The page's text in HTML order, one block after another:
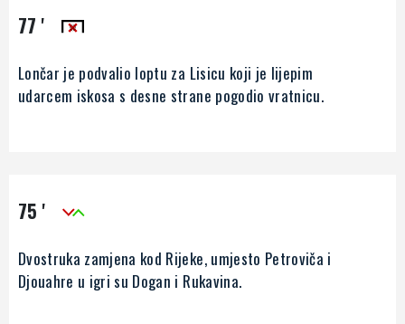
77 '
Lončar je podvalio loptu za Lisicu koji je lijepim
udarcem iskosa s desne strane pogodio vratnicu.
75 '
Dvostruka zamjena kod Rijeke, umjesto Petroviča i
Djouahre u igri su Dogan i Rukavina.